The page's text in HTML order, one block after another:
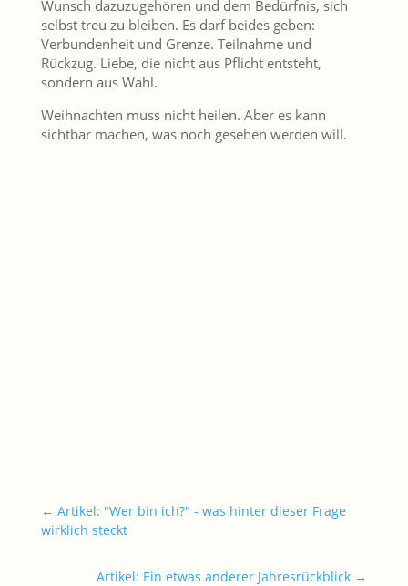
Wunsch dazuzugehören und dem Bedürfnis, sich
selbst treu zu bleiben. Es darf beides geben:
Verbundenheit und Grenze. Teilnahme und
Rückzug. Liebe, die nicht aus Pflicht entsteht,
sondern aus Wahl.
Weihnachten muss nicht heilen. Aber es kann
sichtbar machen, was noch gesehen werden will.
← Artikel: "Wer bin ich?" - was hinter dieser Frage
wirklich steckt
Artikel: Ein etwas anderer Jahresrückblick →